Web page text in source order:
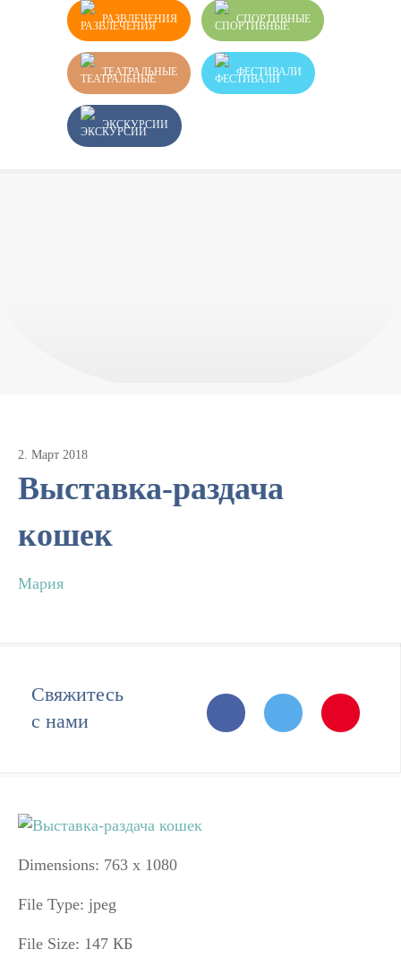
РАЗВЛЕЧЕНИЯ СПОРТИВНЫЕ
ТЕАТРАЛЬНЫЕ ФЕСТИВАЛИ
ЭКСКУРСИИ
2. Март 2018
Выставка-раздача
кошек
Мария
Свяжитесь
с нами
Dimensions: 763 x 1080
File Type: jpeg
File Size: 147 КБ